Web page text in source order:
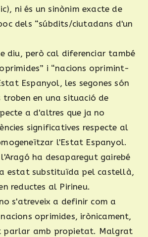
ni és un sinònim exacte de
dels “súbdits/ciutadans d'un
diu, però cal diferenciar també
i “nacions oprimint-
Espanyol, les segones són
troben en una situació de
a d'altres que ja no
significatives respecte al
l'Estat Espanyol.
ha desaparegut gairebé
estat substituïda pel castellà,
reductes al Pirineu.
s'atreveix a definir com a
oprimides, irònicament,
parlar amb propietat. Malgrat